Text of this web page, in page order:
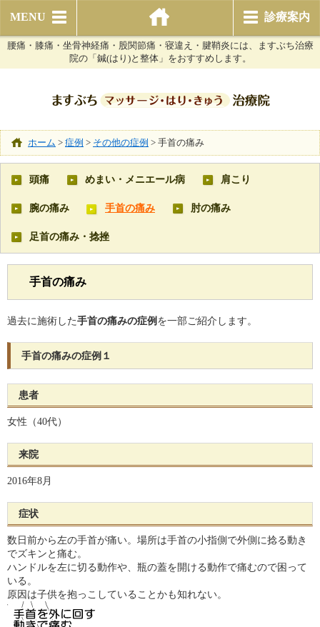
MENU 診療案内
腰痛・膝痛・坐骨神経痛・股関節痛・寝違え・腱鞘炎には、ますぶち治療
院の「鍼(はり)と整体」をおすすめします。
ホーム > 症例 > その他の症例 > 手首の痛み
頭痛 めまい・メニエール病 肩こり
腕の痛み 手首の痛み 肘の痛み
足首の痛み・捻挫
手首の痛み
過去に施術した手首の痛みの症例を一部ご紹介します。
手首の痛みの症例１
患者
女性（40代）
来院
2016年8月
症状
数日前から左の手首が痛い。場所は手首の小指側で外側に捻る動き
でズキンと痛む。
ハンドルを左に切る動作や、瓶の蓋を開ける動作で痛むので困って
いる。
原因は子供を抱っこしていることかも知れない。